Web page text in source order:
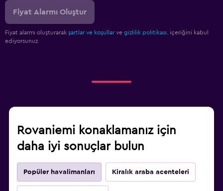
Fiyat Alarmı Oluştur
Fiyat alarmı oluşturarak şartlar ve koşullar ve gizlilik politikası. içeriğini kabul
ediyorsunuz
Rovaniemi konaklamanız için
daha iyi sonuçlar bulun
Popüler havalimanları Kiralık araba acenteleri